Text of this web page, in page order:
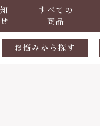
すべての
商品
お悩みから探す